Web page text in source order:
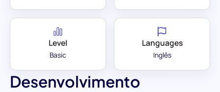
Desenvolvimento
Level
Basic
Languages
Inglês